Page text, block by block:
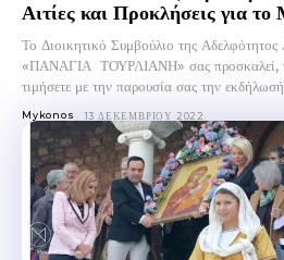
Αιτίες και Προκλήσεις για το
Το Διοικητικό Συμβούλιο της
«ΠΑΝΑΓΙΑ ΤΟΥΡΛΙΑΝΗ» σας προσκαλεί,
τιμήσετε με την παρουσία σας την
Mykonos 13 ΔΕΚΕΜΒΡΊΟΥ 2022